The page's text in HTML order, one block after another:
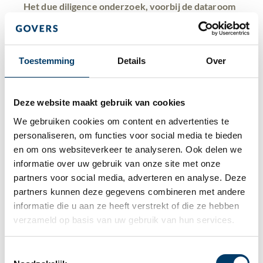
Toestemming Details Over
Deze website maakt gebruik van cookies
We gebruiken cookies om content en advertenties te
personaliseren, om functies voor social media te bieden
en om ons websiteverkeer te analyseren. Ook delen we
informatie over uw gebruik van onze site met onze
partners voor social media, adverteren en analyse. Deze
partners kunnen deze gegevens combineren met andere
informatie die u aan ze heeft verstrekt of die ze hebben
verzameld op basis van uw gebruik van hun services.
Het due diligence onderzoek, voorbij de dataroom
Het due diligence zal zich op meerdere aspecten van
de target richten. Een deelgebied vormen de
commerciële, operationele en logistieke aspecten, die
personeelszaken. Deelgebieden als juridische,
financiële en fiscale aspecten lenen zich er goed voor
om uitbesteed te worden aan adviseurs.
In de loop van de jaren hebben we daarbij een
interessante ontwikkeling gezien. De jurisprudentie
over de aansprakelijkheid voor de lijken in de kast, en
de afweging hierbij van mededelingsplicht versus
boekenonderzoek gebeurde op basis van
ruimtes met ordners vol met stukken als statuten,